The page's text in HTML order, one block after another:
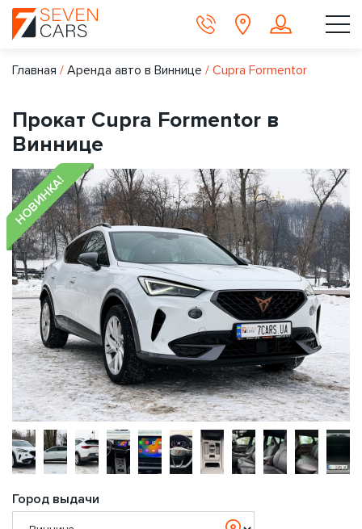
Главная / Аренда авто в Виннице / Cupra Formentor
Прокат Cupra Formentor в
Виннице
НОВИНКА!
Город выдачи